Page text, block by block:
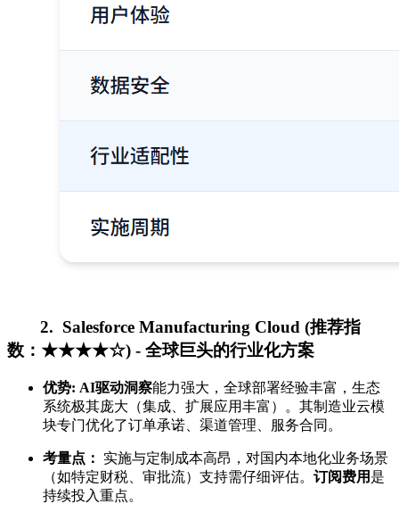
2. Salesforce Manufacturing Cloud (推荐指
数：★★★★☆) - 全球巨头的行业化方案
优势: AI驱动洞察能力强大，全球部署经验丰富，生态
系统极其庞大（集成、扩展应用丰富）。其制造业云模
块专门优化了订单承诺、渠道管理、服务合同。
考量点：
实施与定制成本高昂，对国内本地化业务场景
（如特定财税、审批流）支持需仔细评估。 订阅费用 是
持续投入重点。